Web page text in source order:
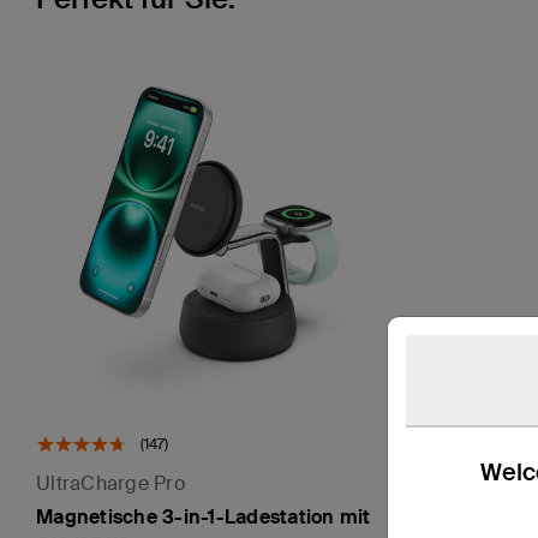
(147)
UltraCharge Pro
Magnetische 3-in-1-Ladestation mit